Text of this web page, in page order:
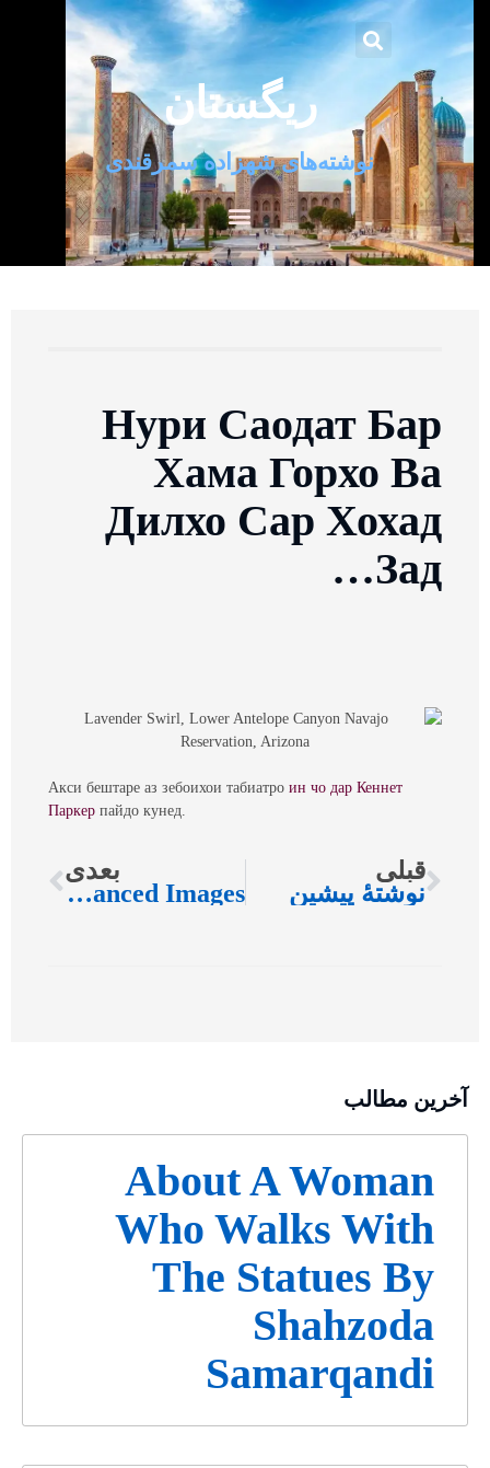
ریگستان
نوشته‌های شهزاده سمرقندی
Нури Саодат Бар
Хама Горхо Ва
Дилхо Сар Хохад
Зад…
Акси бештаре аз зебоихои табиатроин чо дар Кеннет
Паркер пайдо кунед.
قبلی
نوشتهٔ پیشین
بعدی
Digitally Enhanced Images
آخرین مطالب
About A Woman
Who Walks With
The Statues By
Shahzoda
Samarqandi